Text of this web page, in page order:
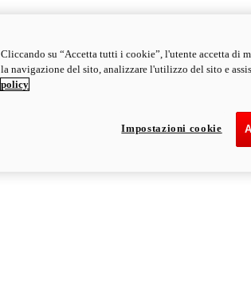
Cliccando su “Accetta tutti i cookie”, l'utente accetta di
la navigazione del sito, analizzare l'utilizzo del sito e
policy
Impostazioni cookie